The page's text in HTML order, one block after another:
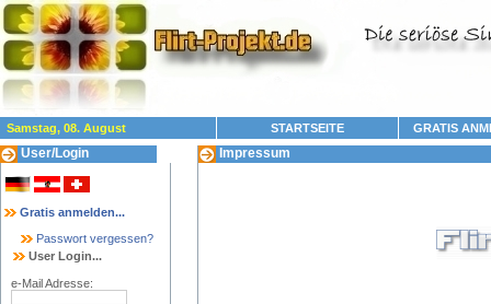
Samstag, 08. August STARTSEITE GRATIS
User/Login
Gratis anmelden...
Passwort vergessen?
User Login...
e-Mail Adresse:
Impressum